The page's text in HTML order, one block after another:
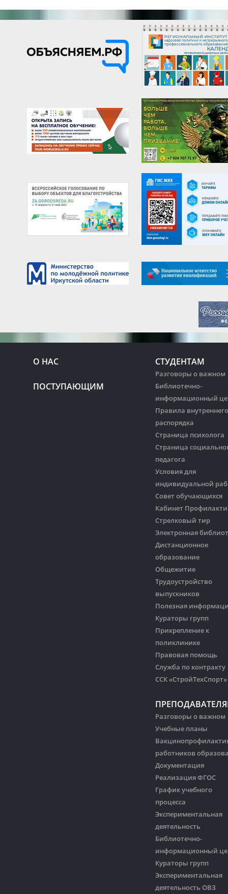
О НАС
ПОСТУПАЮЩИМ
СТУДЕНТАМ
Разговоры о важном
Библиотечно-
информационный
Правила внутреннего
распорядка
Страница психолога
Страница
педагога
Условия для
индивидуальной
Совет обучающихся
Кабинет
Стрелковый тир
Электронная
Дистанционное
образование
Общежитие
Трудоустройство
выпускников
Полезная
Кураторы групп
Прикрепление к
поликлинике
Правовая помощь
Служба по контракту
ССК «СтройТехСпорт»
Разговоры о важном
Учебные планы
работников
Документация
Реализация ФГОС
График учебного
процесса
Экспериментальная
деятельность
Библиотечно-
информационный
Кураторы групп
Экспериментальная
деятельность ОВЗ